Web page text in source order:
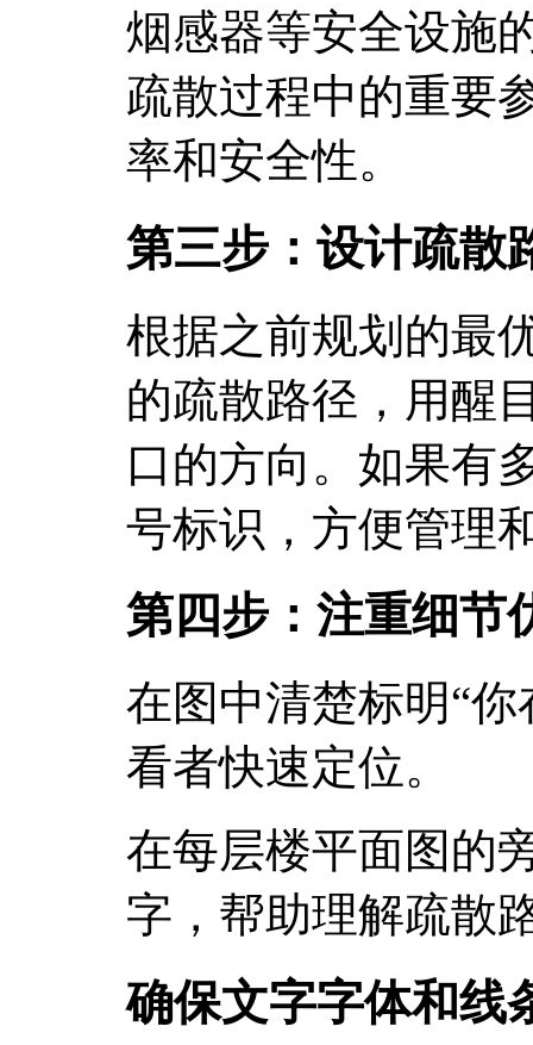
烟感器等安全设施
疏散过程中的重要
率和安全性。
第三步：设计疏散
根据之前规划的最
的疏散路径，用醒
口的方向。如果有
号标识，方便管理
第四步：注重细节
在图中清楚标明“
看者快速定位。
在每层楼平面图的
字，帮助理解疏散
确保文字字体和线